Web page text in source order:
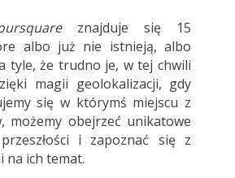
znajduje się 15
albo już nie istnieją, albo
tyle, że trudno je, w tej chwili
magii geolokalizacji, gdy
się w którymś miejscu z
możemy obejrzeć unikatowe
i zapoznać się z
na ich temat.